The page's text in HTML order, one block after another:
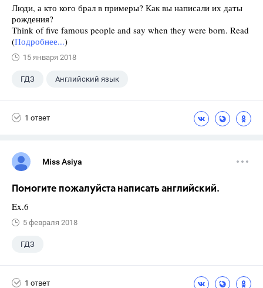
Люди, а кто кого брал в примеры? Как вы написали их даты
рождения?
Think of five famous people and say when they were born. Read
(Подробнее...)
15 января 2018
ГДЗ Английский язык
1 ответ
Miss Asiya
Помогите пожалуйста написать английский.
Ex.6
5 февраля 2018
ГДЗ
1 ответ